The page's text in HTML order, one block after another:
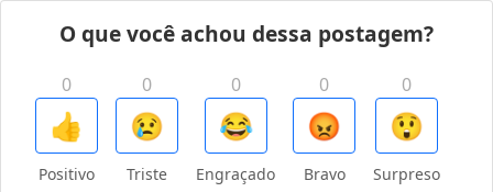
O que você achou dessa postagem?
0
👍
Positivo
0
😢
Triste
0
😂
Engraçado
0
😡
Bravo
0
😲
Surpreso